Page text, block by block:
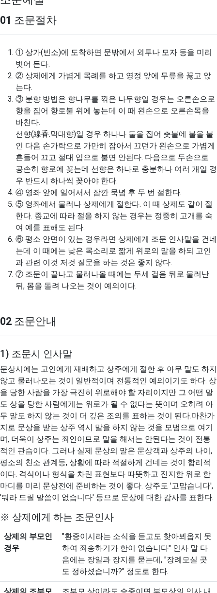
01 조문절차
① 상가(빈소)에 도착하면 문밖에서 외투나 모자 등을 미리
벗어 든다.
② 상제에게 가볍게 목례를 하고 영정 앞에 무릎을 꿇고 앉
는다.
③ 분향 방법은 향나무를 깎은 나무향일 경우는 오른손으로
향을 집어 향로불 위에 놓는데 이 때 왼손으로 오른손목을
바친다.
선향(線香.막대향)일 경우 하나나 둘을 집어 촛불에 불을 붙
인 다음 손가락으로 가만히 잡아서 끄던가 왼손으로 가볍게
흔들어 끄고 절대 입으로 불면 안된다. 다음으로 두손으로
공손히 향로에 꽃는데 선향은 하나로 충분하나 여러 개일 경
우 반드시 하나씩 꽂아야 한다.
④ 영좌 앞에 일어서서 잠깐 묵념 후 두 번 절한다.
⑤ 영좌에서 물러나 상제에게 절한다. 이 때 상제도 같이 절
한다. 종교에 따라 절을 하지 않는 경우는 정중히 고개를 숙
여 예를 표해도 된다.
⑥ 평소 안면이 있는 경우라면 상제에게 조문 인사말을 건네
는데 이 때에는 낮은 목소리로 짧게 위로의 말을 하되 고인
과 관련 이것 저것 질문을 하는 것은 좋지 않다.
⑦ 조문이 끝나고 물러나올 때에는 두세 걸음 뒤로 물러난
뒤, 몸을 돌려 나오는 것이 예의이다.
02 조문안내
1) 조문시 인사말
문상시에는 고인에게 재배하고 상주에게 절한 후 아무 말도 하지
않고 물러나오는 것이 일반적이며 전통적인 예의이기도 하다. 상
을 당한 사람을 가장 극진히 위로해야 할 자리이지만 그 어떤 말
도 상을 당한 사람에게는 위로가 될 수 없다는 뜻이며 오히려 아
무 말도 하지 않는 것이 더 깊은 조의를 표하는 것이 된다.마찬가
지로 문상을 받는 상주 역시 말을 하지 않는 것을 모범으로 여기
며, 더욱이 상주는 죄인이므로 말을 해서는 안된다는 것이 전통
적인 관습이다. 그러나 실제 문상의 말은 문상객과 상주의 나이,
평소의 친소 관계등, 상황에 따라 적절하게 건네는 것이 합리적
이다. 격식이나 형식을 차린 표현보다 따뜻하고 진지한 위로 한
마디를 미리 문상전에 준비하는 것이 좋다. 상주도 '고맙습니다',
'뭐라 드릴 말씀이 없습니다' 등으로 문상에 대한 감사를 표한다.
※ 상제에게 하는 조문인사
상제의 부모인
경우
"환중이시라는 소식을 듣고도 찾아뵈옵지 못
하여 죄송하기가 한이 없습니다" 인사 말 다
음에는 장일과 장지를 묻는데, "장례모실 곳
도 정하셨습니까?" 정도로 한다.